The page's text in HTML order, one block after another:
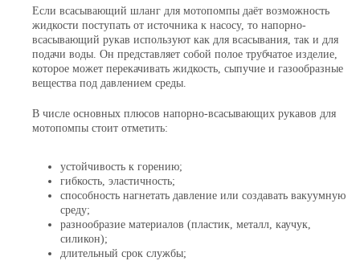
Если всасывающий шланг для мотопомпы даёт возможность
жидкости поступать от источника к насосу, то напорно-
всасывающий рукав используют как для всасывания, так и для
подачи воды. Он представляет собой полое трубчатое изделие,
которое может перекачивать жидкость, сыпучие и газообразные
вещества под давлением среды.
В числе основных плюсов напорно-всасывающих рукавов для
мотопомпы стоит отметить:
устойчивость к горению;
гибкость, эластичность;
способность нагнетать давление или создавать вакуумную
среду;
разнообразие материалов (пластик, металл, каучук,
силикон);
длительный срок службы;